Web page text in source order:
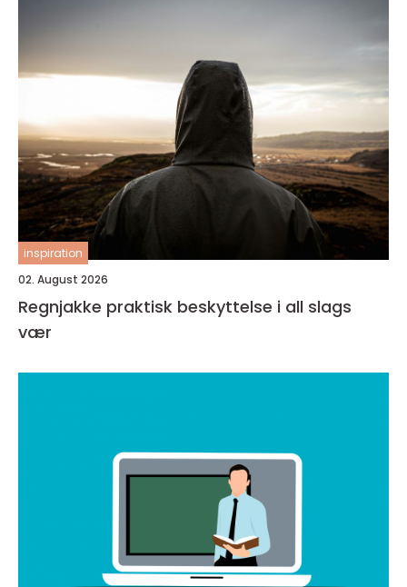
inspiration
02. August 2026
Regnjakke praktisk beskyttelse i all slags
vær